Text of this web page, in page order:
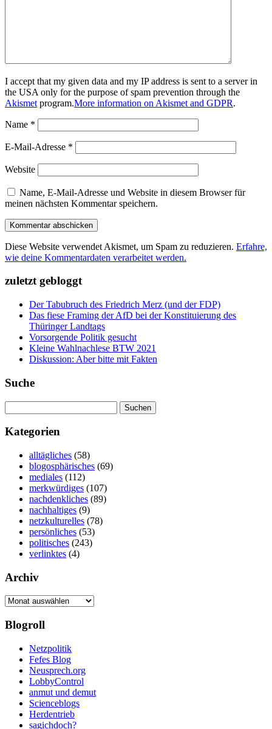
I accept that my given data and my IP address is sent to a server in
the USA only for the purpose of spam prevention through the
Akismet program.More information on Akismet and GDPR.
Name *
E-Mail-Adresse *
Website
Name, E-Mail-Adresse und Website in diesem Browser für
meinen nächsten Kommentar speichern.
Diese Website verwendet Akismet, um Spam zu reduzieren. Erfahre,
wie deine Kommentardaten verarbeitet werden.
zuletzt gebloggt
Der Tabubruch des Friedrich Merz (und der FDP)
Das fiese Framing der AfD bei der Konstituierung des
Thüringer Landtags
Vorsorgende Politik gesucht
Kleine Wahlnachlese BTW 2021
Diskussion: Aber bitte mit Fakten
Suche
nach:
Kategorien
alltägliches (58)
blogosphärisches (69)
mediales (112)
merkwürdiges (107)
nachdenkliches (89)
nachhaltiges (9)
netzkulturelles (78)
persönliches (53)
politisches (243)
verlinktes (4)
Archiv
Archiv
Blogroll
Netzpolitik
Fefes Blog
Neusprech.org
LobbyControl
anmut und demut
Scienceblogs
Herdentrieb
sagichdoch?